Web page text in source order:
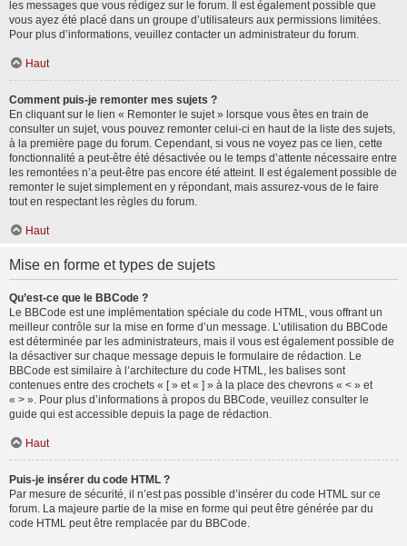
les messages que vous rédigez sur le forum. Il est également possible que
vous ayez été placé dans un groupe d’utilisateurs aux permissions limitées.
Pour plus d’informations, veuillez contacter un administrateur du forum.
Haut
Comment puis-je remonter mes sujets ?
En cliquant sur le lien « Remonter le sujet » lorsque vous êtes en train de
consulter un sujet, vous pouvez remonter celui-ci en haut de la liste des sujets,
à la première page du forum. Cependant, si vous ne voyez pas ce lien, cette
fonctionnalité a peut-être été désactivée ou le temps d’attente nécessaire entre
les remontées n’a peut-être pas encore été atteint. Il est également possible de
remonter le sujet simplement en y répondant, mais assurez-vous de le faire
tout en respectant les règles du forum.
Haut
Mise en forme et types de sujets
Qu’est-ce que le BBCode ?
Le BBCode est une implémentation spéciale du code HTML, vous offrant un
meilleur contrôle sur la mise en forme d’un message. L’utilisation du BBCode
est déterminée par les administrateurs, mais il vous est également possible de
la désactiver sur chaque message depuis le formulaire de rédaction. Le
BBCode est similaire à l’architecture du code HTML, les balises sont
contenues entre des crochets « [ » et « ] » à la place des chevrons « < » et
« > ». Pour plus d’informations à propos du BBCode, veuillez consulter le
guide qui est accessible depuis la page de rédaction.
Haut
Puis-je insérer du code HTML ?
Par mesure de sécurité, il n’est pas possible d’insérer du code HTML sur ce
forum. La majeure partie de la mise en forme qui peut être générée par du
code HTML peut être remplacée par du BBCode.